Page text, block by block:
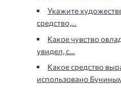
Укажите
средство,…
Какое чувство
увидел, с…
Какое средство
использовано